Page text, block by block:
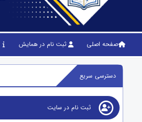
صفحه اصلی ثبت نام در همایش
دسترسی سریع
ثبت نام در سایت